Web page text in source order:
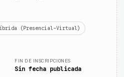
(Presencial-Virtual)
FIN DE INSCRIPCIONES
Sin fecha publicada